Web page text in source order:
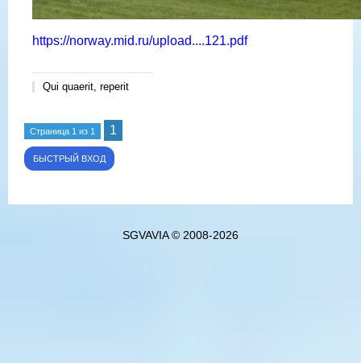
https://norway.mid.ru/upload....121.pdf
Qui quaerit, reperit
Страница 1 из 1 1
SGVAVIA © 2008-2026